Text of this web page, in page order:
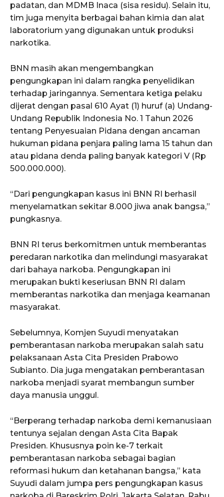
padatan, dan MDMB Inaca (sisa residu). Selain itu,
tim juga menyita berbagai bahan kimia dan alat
laboratorium yang digunakan untuk produksi
narkotika.
BNN masih akan mengembangkan
pengungkapan ini dalam rangka penyelidikan
terhadap jaringannya. Sementara ketiga pelaku
dijerat dengan pasal 610 Ayat (1) huruf (a) Undang-
Undang Republik Indonesia No. 1 Tahun 2026
tentang Penyesuaian Pidana dengan ancaman
hukuman pidana penjara paling lama 15 tahun dan
atau pidana denda paling banyak kategori V (Rp
500.000.000).
“Dari pengungkapan kasus ini BNN RI berhasil
menyelamatkan sekitar 8.000 jiwa anak bangsa,”
pungkasnya.
BNN RI terus berkomitmen untuk memberantas
peredaran narkotika dan melindungi masyarakat
dari bahaya narkoba. Pengungkapan ini
merupakan bukti keseriusan BNN RI dalam
memberantas narkotika dan menjaga keamanan
masyarakat.
Sebelumnya, Komjen Suyudi menyatakan
pemberantasan narkoba merupakan salah satu
pelaksanaan Asta Cita Presiden Prabowo
Subianto. Dia juga mengatakan pemberantasan
narkoba menjadi syarat membangun sumber
daya manusia unggul.
“Berperang terhadap narkoba demi kemanusiaan
tentunya sejalan dengan Asta Cita Bapak
Presiden. Khususnya poin ke-7 terkait
pemberantasan narkoba sebagai bagian
reformasi hukum dan ketahanan bangsa,” kata
Suyudi dalam jumpa pers pengungkapan kasus